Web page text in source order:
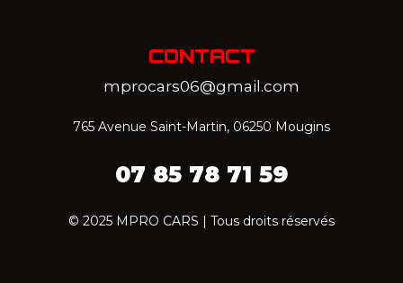
CONTACT
mprocars06@gmail.com
765 Avenue Saint-Martin, 06250 Mougins
07 85 78 71 59‬
© 2025 MPRO CARS | Tous droits réservés